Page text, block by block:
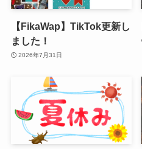
【FikaWap】TikTok更新し
ました！
2026年7月31日